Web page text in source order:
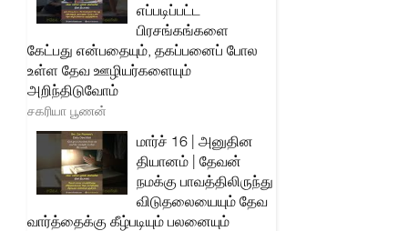
எப்படிப்பட்ட
பிரசங்கங்களை
கேட்பது என்பதையும், தகப்பனைப் போல
உள்ள தேவ ஊழியர்களையும்
அறிந்திடுவோம்
சகரியா பூணன்
மார்ச் 16 | அனுதின
தியானம் | தேவன்
நமக்கு பாவத்திலிருந்து
விடுதலையையும் தேவ
வார்த்தைக்கு கீழ்படியும் பலனையும்